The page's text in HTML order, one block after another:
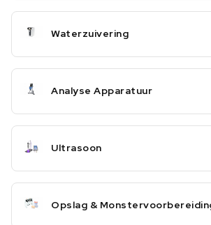
Waterzuivering
Analyse Apparatuur
Ultrasoon
Opslag &